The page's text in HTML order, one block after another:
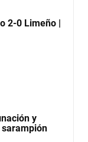
2-0 Limeño |
y